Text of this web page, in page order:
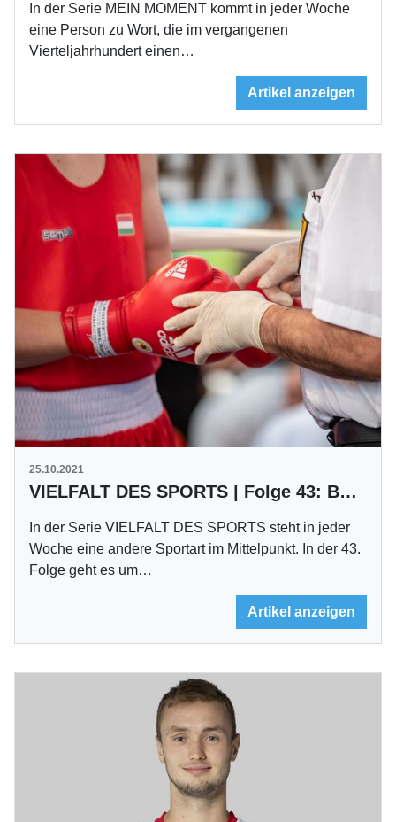
In der Serie MEIN MOMENT kommt in jeder Woche
eine Person zu Wort, die im vergangenen
Vierteljahrhundert einen…
Artikel anzeigen
25.10.2021
VIELFALT DES SPORTS | Folge 43: Boxen
In der Serie VIELFALT DES SPORTS steht in jeder
Woche eine andere Sportart im Mittelpunkt. In der 43.
Folge geht es um…
Artikel anzeigen